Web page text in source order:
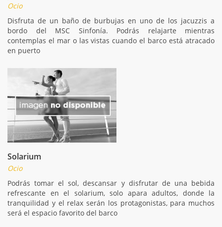
Ocio
Disfruta de un baño de burbujas en uno de los jacuzzis a
bordo del MSC Sinfonía. Podrás relajarte mientras
contemplas el mar o las vistas cuando el barco está atracado
en puerto
Solarium
Ocio
Podrás tomar el sol, descansar y disfrutar de una bebida
refrescante en el solarium, solo apara adultos, donde la
tranquilidad y el relax serán los protagonistas, para muchos
será el espacio favorito del barco